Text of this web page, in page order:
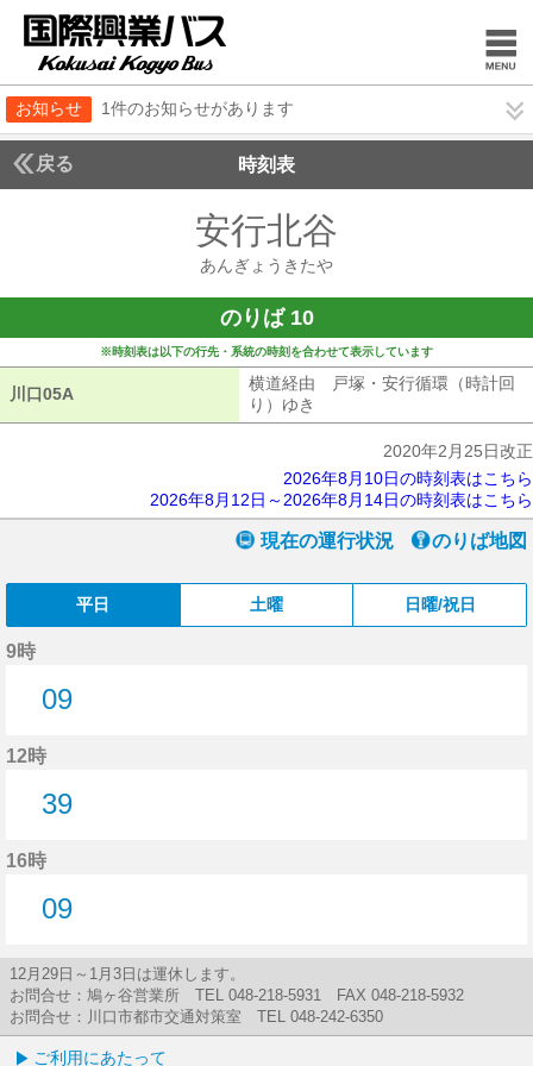
お知らせ 1件のお知らせがあります
戻る 時刻表
安行北谷
あんぎょうきたや
のりば 10
※時刻表は以下の行先・系統の時刻を合わせて表示しています
川口05A
横道経由 戸塚・安行循環（時計回
り）ゆき
2020年2月25日改正
2026年8月10日の時刻表はこちら
2026年8月12日～2026年8月14日の時刻表はこちら
現在の運行状況 のりば地図
平日 土曜 日曜/祝日
9時
09
12時
39
16時
09
12月29日～1月3日は運休します。
お問合せ：鳩ヶ谷営業所 TEL 048-218-5931 FAX 048-218-5932
お問合せ：川口市都市交通対策室 TEL 048-242-6350
ご利用にあたって